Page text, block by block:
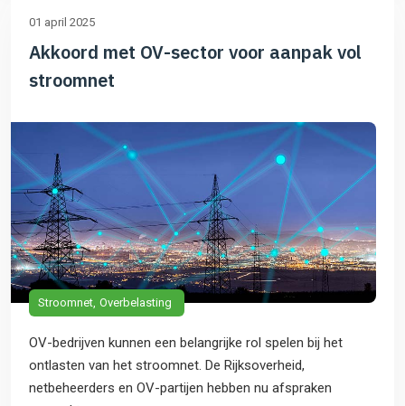
01 april 2025
Akkoord met OV-sector voor aanpak vol
stroomnet
Stroomnet Overbelasting
OV-bedrijven kunnen een belangrijke rol spelen bij het
ontlasten van het stroomnet. De Rijksoverheid,
netbeheerders en OV-partijen hebben nu afspraken